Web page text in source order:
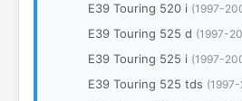
E39 Touring 520 i (1997-
E39 Touring 525 d (1997-
E39 Touring 525 i (1997-
E39 Touring 525 tds